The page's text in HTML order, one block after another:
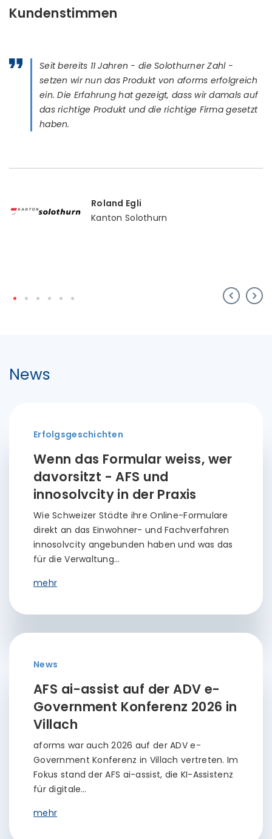
Kundenstimmen
Seit bereits 11 Jahren - die Solothurner Zahl -
setzen wir nun das Produkt von aforms erfolgreich
ein. Die Erfahrung hat gezeigt, dass wir damals auf
das richtige Produkt und die richtige Firma gesetzt
haben.
Roland Egli
Kanton Solothurn
News
Erfolgsgeschichten
Wenn das Formular weiss, wer
davorsitzt - AFS und
innosolvcity in der Praxis
Wie Schweizer Städte ihre Online-Formulare
direkt an das Einwohner- und Fachverfahren
innosolvcity angebunden haben und was das
für die Verwaltung…
mehr
News
AFS ai-assist auf der ADV e-
Government Konferenz 2026 in
Villach
aforms war auch 2026 auf der ADV e-
Government Konferenz in Villach vertreten. Im
Fokus stand der AFS ai-assist, die KI-Assistenz
für digitale…
mehr